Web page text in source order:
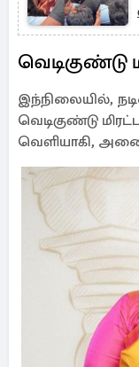
வெடிகுண்டு
இந்நிலையில்,
வெடிகுண்டு
வெளியாகி,